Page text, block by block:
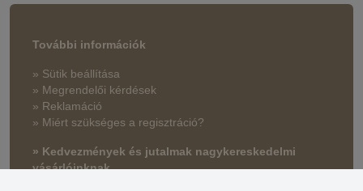
További információk
» Sütik beállítása
» Megrendelői kérdések
» Reklamáció
» Miért szükséges a regisztráció?
» Kedvezmények és jutalmak nagykereskedelmi
vásárlóinknak